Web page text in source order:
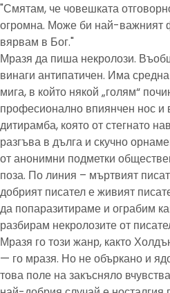
"Смятам, че човешката
огромна. Може би най-важният
вярвам в Бог."
Мразя да пиша некролози.
винаги антипатичен. Има
мига, в който някой „голям“
професионално впиянчен нос и
дитирамба, която от стегнато
разгъва в дълга и скучно
от анонимни подметки
поза. По линия – мъртвият
добрият писател е живият
да попаразитираме и ограбим
разбирам некролозите от
Мразя го този жанр, както
— го мразя. Но не объркано и
това поле на закъсняло